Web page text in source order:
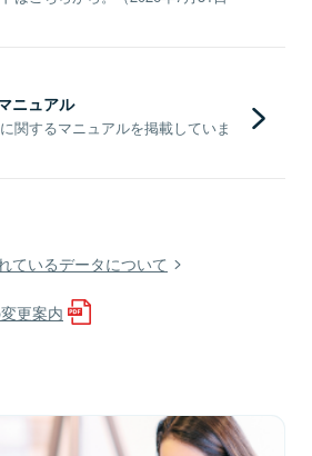
ニュアル
関するマニュアルを掲載していま
ているデータについて
更案内